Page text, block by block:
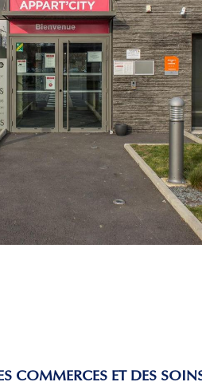
COMMERCES ET DES